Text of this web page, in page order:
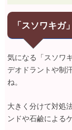
「スソワキ
気になる「スソワ
デオドラントや制
ね。
大きく分けて対処
ンドや石鹼による